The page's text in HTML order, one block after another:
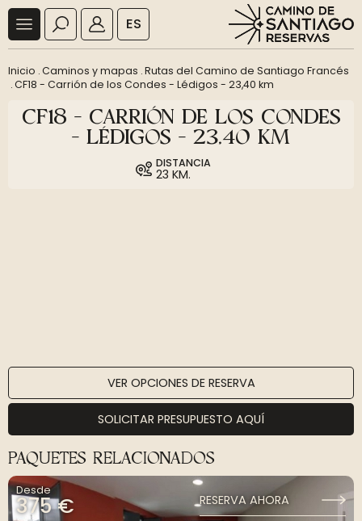
ES
Inicio .Caminos y mapas .Rutas del Camino de Santiago Francés
.CF18 - Carrión de los Condes - Lédigos - 23,40 km
CF18 - CARRIÓN DE LOS CONDES
- LÉDIGOS - 23,40 KM
DISTANCIA
23 KM.
VER OPCIONES DE RESERVA
SOLICITAR PRESUPUESTO AQUÍ
PAQUETES RELACIONADOS
Desde
375 € RESERVA AHORA